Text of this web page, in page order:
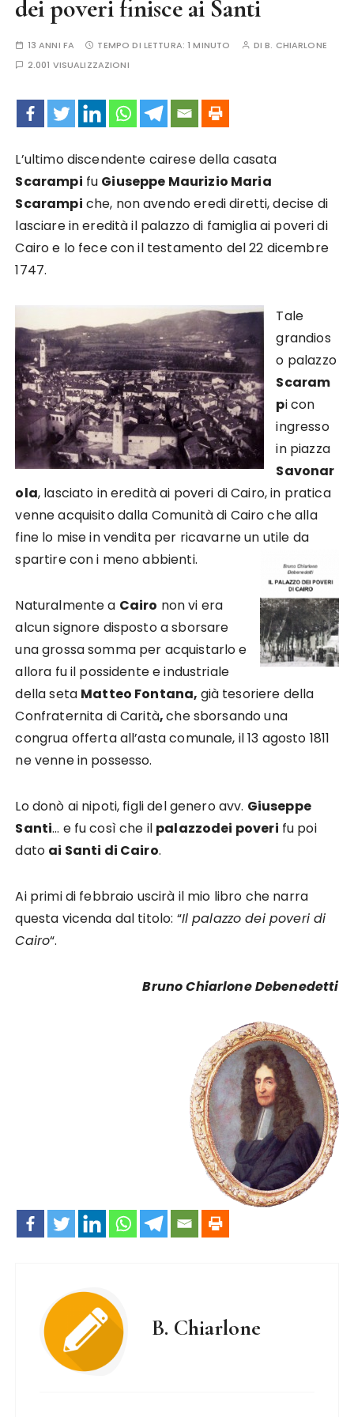
dei poveri finisce ai Santi
13 ANNI FA TEMPO DI LETTURA:1 MINUTO DIB. CHIARLONE
2.001 VISUALIZZAZIONI
L’ultimo discendente cairese della casata
Scarampi fu Giuseppe Maurizio Maria
Scarampi che, non avendo eredi diretti, decise di
lasciare in eredità il palazzo di famiglia ai poveri di
Cairo e lo fece con il testamento del 22 dicembre
1747.
Tale
grandios
o palazzo
Scaram
pi con
ingresso
in piazza
Savonar
ola, lasciato in eredità ai poveri di Cairo, in pratica
venne acquisito dalla Comunità di Cairo che alla
fine lo mise in vendita per ricavarne un utile da
spartire con i meno abbienti.
Naturalmente a Cairo non vi era
alcun signore disposto a sborsare
una grossa somma per acquistarlo e
allora fu il possidente e industriale
della seta Matteo Fontana, già tesoriere della
Confraternita di Carità,che sborsando una
congrua offerta all’asta comunale, il 13 agosto 1811
ne venne in possesso.
Lo donò ai nipoti, figli del genero avv. Giuseppe
Santi… e fu così che il palazzodei poveri fu poi
dato ai Santi di Cairo.
Ai primi di febbraio uscirà il mio libro che narra
questa vicenda dal titolo: “Il palazzo dei poveri di
Cairo“.
Bruno Chiarlone Debenedetti
B. Chiarlone